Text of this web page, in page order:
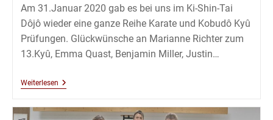
Am 31.Januar 2020 gab es bei uns im Ki-Shin-Tai
Dôjô wieder eine ganze Reihe Karate und Kobudô Kyû
Prüfungen. Glückwünsche an Marianne Richter zum
13.Kyû, Emma Quast, Benjamin Miller, Justin…
WeiterlesenKarate
Kyû